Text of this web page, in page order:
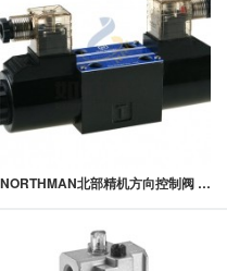
NORTHMAN北部精机方向控制阀 SWH-G02电磁换向阀